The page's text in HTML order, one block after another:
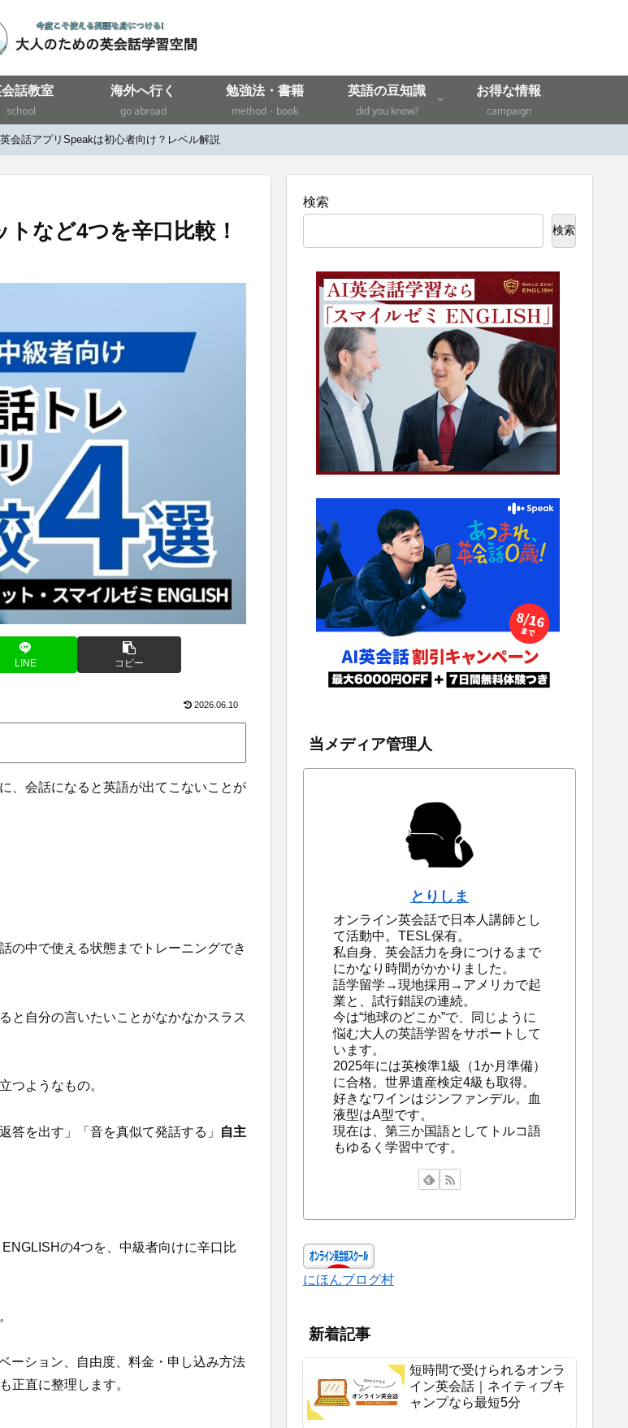
話教室
school
海外へ行く
go abroad
勉強法・書籍
method・book
英語の豆知識
did you know?
お得な情報
campaign
会話アプリSpeakは初心者向け？レベル解説
など4つを辛口比較！
LINE コピー
2026.06.10
、会話になると英語が出てこないことが
の中で使える状態までトレーニングでき
と自分の言いたいことがなかなかスラス
つようなもの。
答を出す」「音を真似て発話する」
自主
の4つを、中級者向けに辛口比
ーション、自由度、料金・申し込み方法
正直に整理します。
検索
検索
当メディア管理人
とりしま
オンライン英会話で日本人講師とし
て活動中。TESL保有。
私自身、英会話力を身につけるまで
にかなり時間がかかりました。
語学留学→現地採用→アメリカで起
業と、試行錯誤の連続。
今は“地球のどこか”で、同じように
悩む大人の英語学習をサポートして
います。
2025年には英検準1級（1か月準備）
に合格。世界遺産検定4級も取得。
好きなワインはジンファンデル。血
液型はA型です。
現在は、第三か国語としてトルコ語
もゆるく学習中です。
にほんブログ村
新着記事
短時間で受けられるオンラ
イン英会話｜ネイティブキ
ャンプなら最短5分